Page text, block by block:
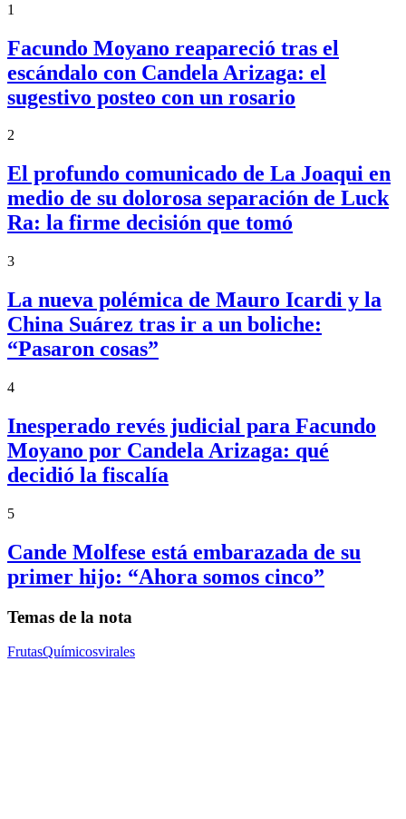
1
Facundo Moyano reapareció tras el
escándalo con Candela Arizaga: el
sugestivo posteo con un rosario
2
El profundo comunicado de La Joaqui en
medio de su dolorosa separación de Luck
Ra: la firme decisión que tomó
3
La nueva polémica de Mauro Icardi y la
China Suárez tras ir a un boliche:
“Pasaron cosas”
4
Inesperado revés judicial para Facundo
Moyano por Candela Arizaga: qué
decidió la fiscalía
5
Cande Molfese está embarazada de su
primer hijo: “Ahora somos cinco”
Temas de la nota
FrutasQuímicosvirales